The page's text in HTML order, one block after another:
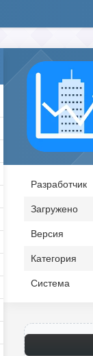
Разработчик
Загружено
Версия
Категория
Система